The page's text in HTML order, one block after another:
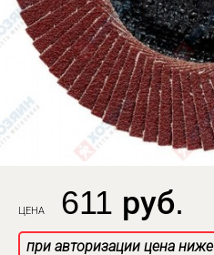
ЦЕНА 611 руб.
при авторизации цена ниже